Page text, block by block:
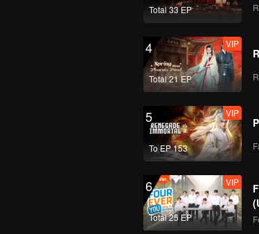
Total 33 EP
4
Total 21 EP
VIP
5
To EP 153
VIP
6
Total 25 EP
VIP